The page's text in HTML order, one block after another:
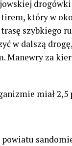
który w
szybkiego
w dalszą
Manewry za
miał 2,5